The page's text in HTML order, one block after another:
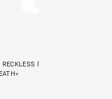
RECKLESS ПРЕЗЕНТОВАЛИ СИНГЛ